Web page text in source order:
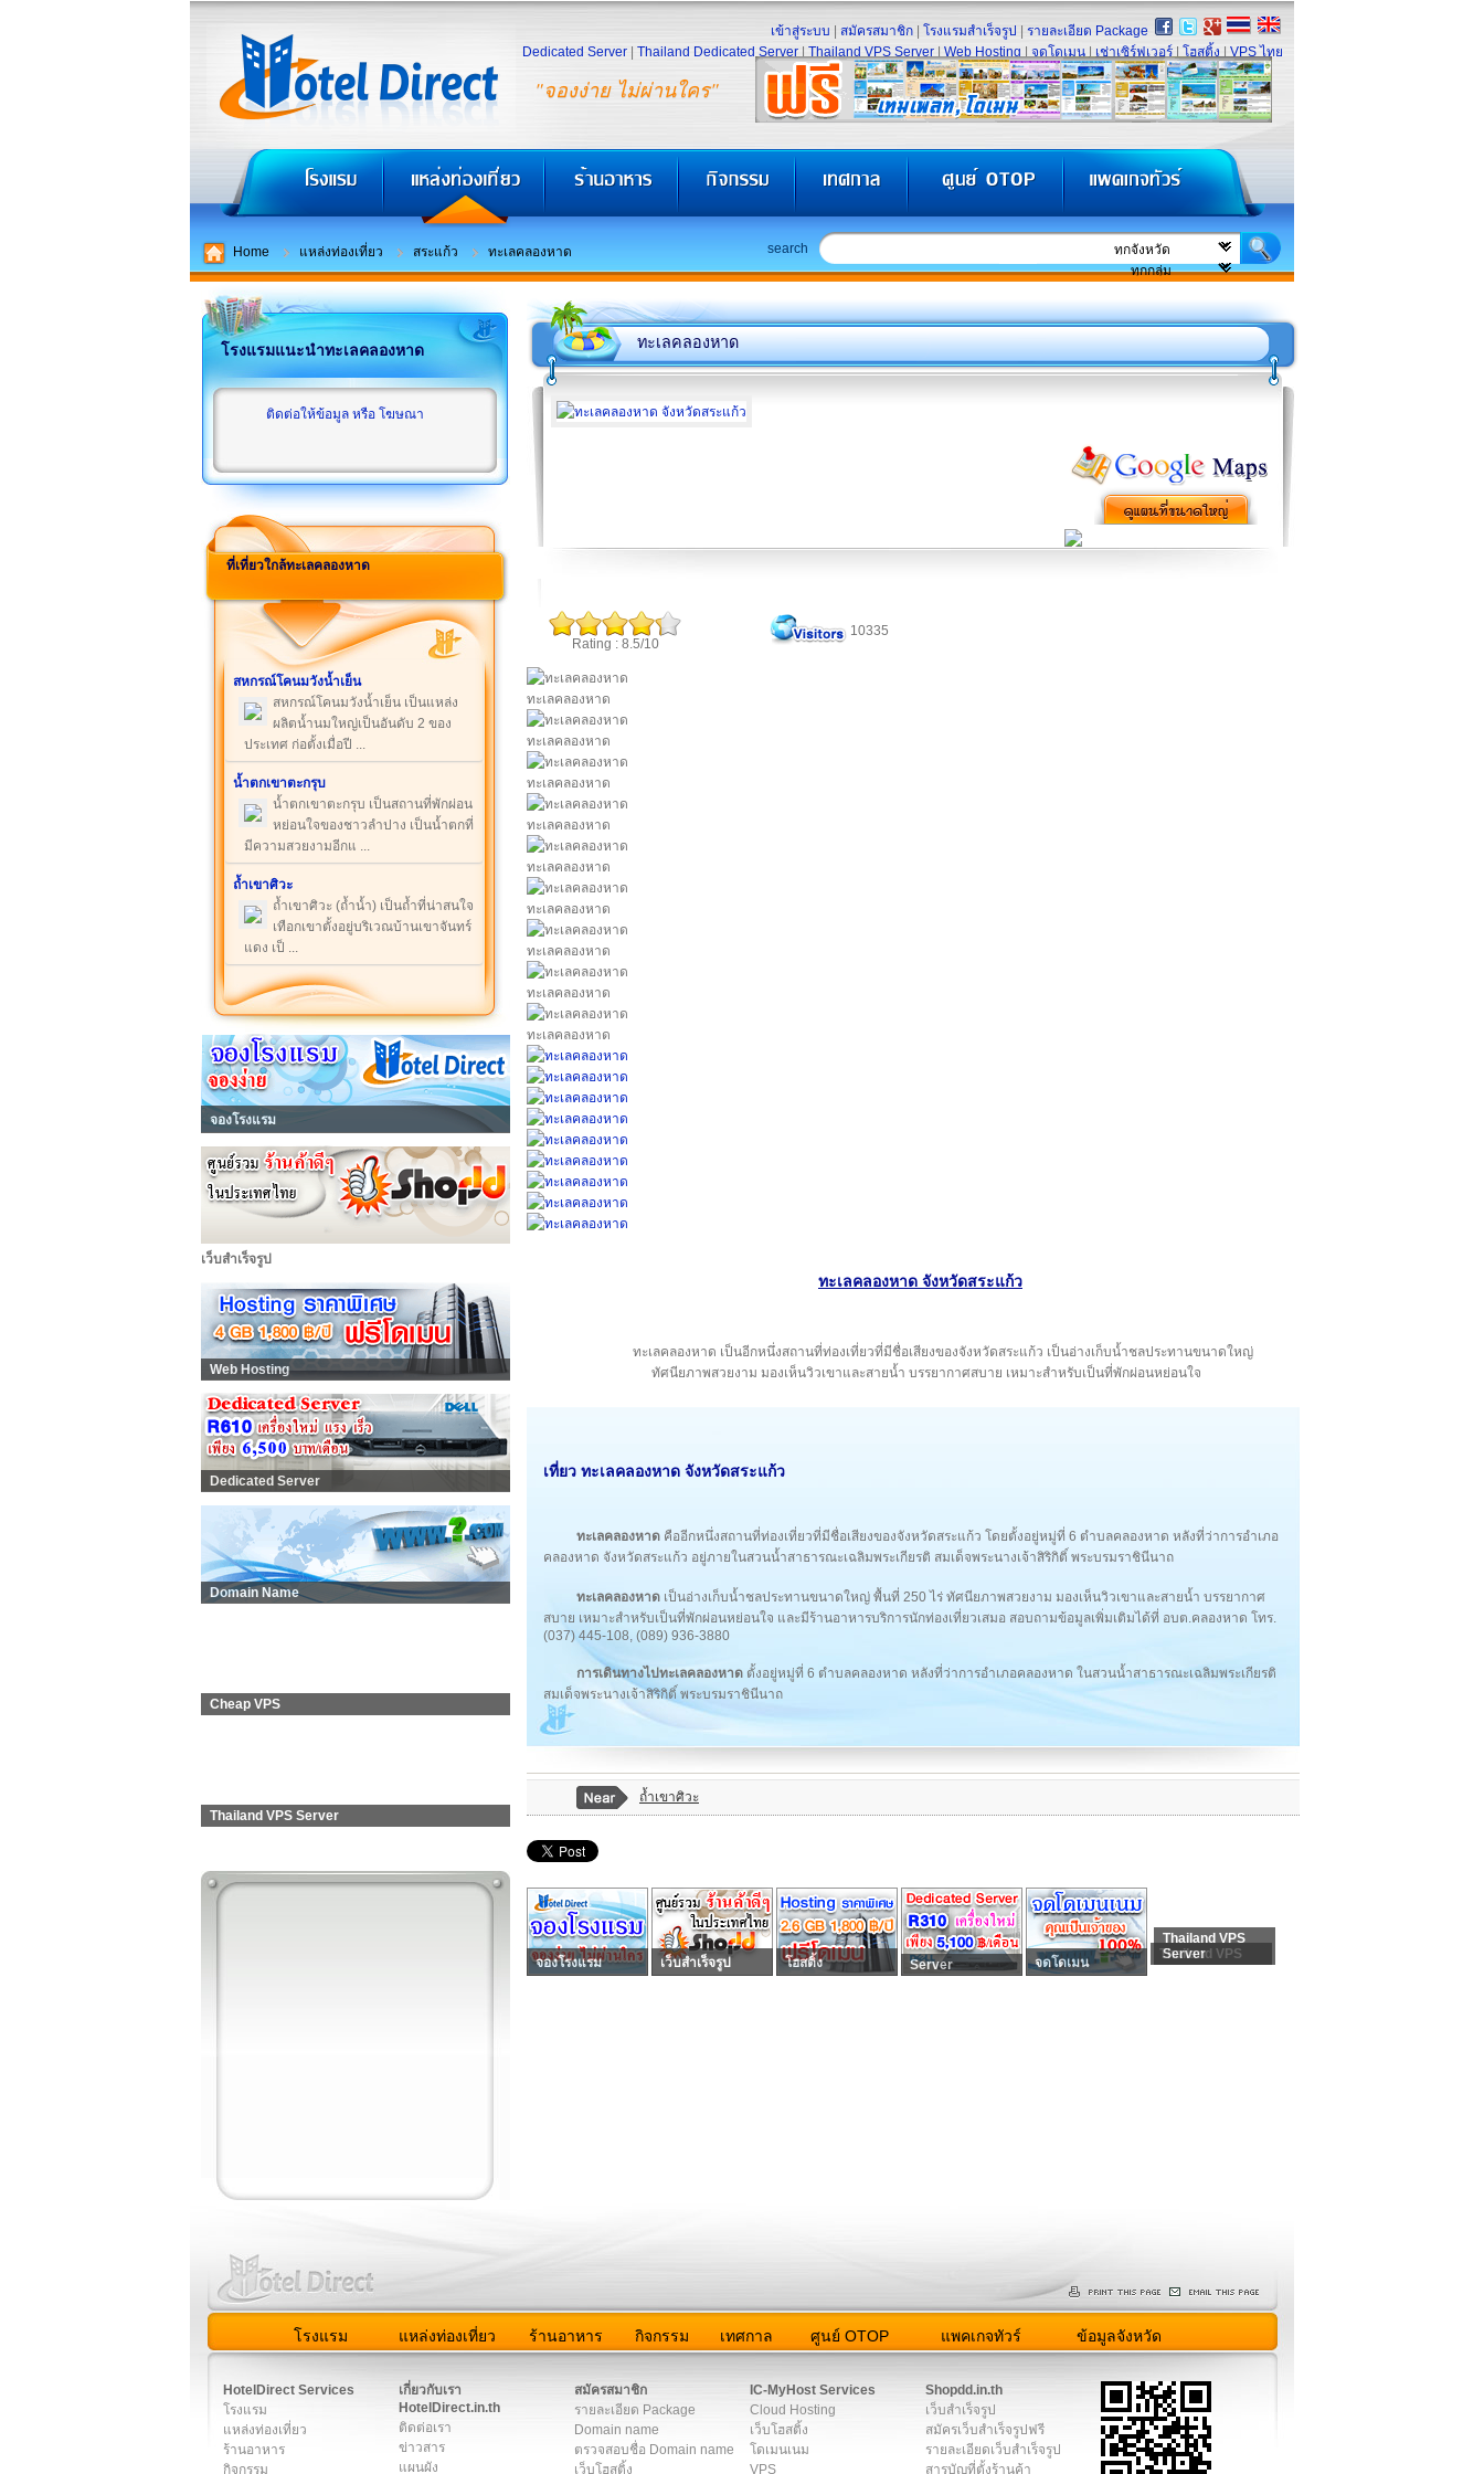
"จองง่าย ไม่ผ่านใคร"
เข้าสู่ระบบ สมัครสมาชิก โรงแรมสำเร็จรูป
รายละเอียด Package
Dedicated Server
Thailand Dedicated Server Thailand VPS Server Web Hosting จดโดเมน เช่าเซิร์ฟเวอร์ โฮสติ้ง VPS ไทย
Home แหล่งท่องเที่ยว สระแก้ว ทะเลคลองหาด search
โรงแรมแนะนำทะเลคลองหาด
ติดต่อให้ข้อมูล หรือ โฆษณา
ที่เที่ยวใกล้ทะเลคลองหาด
สหกรณ์โคนมวังน้ำเย็น
สหกรณ์โคนมวังน้ำเย็น เป็นแหล่ง
ผลิตน้ำนมใหญ่เป็นอันดับ 2 ของ
ประเทศ ก่อตั้งเมื่อปี ...
น้ำตกเขาตะกรุบ
น้ำตกเขาตะกรุบ เป็นสถานที่พักผ่อน
หย่อนใจของชาวลำปาง เป็นน้ำตกที่
มีความสวยงามอีกแ ...
ถ้ำเขาศิวะ
ถ้ำเขาศิวะ (ถ้ำน้ำ) เป็นถ้ำที่น่าสนใจ
เทือกเขาตั้งอยู่บริเวณบ้านเขาจันทร์
แดง เป็ ...
จองโรงแรม
เว็บสำเร็จรูป
Web Hosting
Dedicated Server
Domain Name
Cheap VPS
Thailand VPS Server
ทะเลคลองหาด
Rating : 8.5/10
10335
ทะเลคลองหาด
ทะเลคลองหาด
ทะเลคลองหาด
ทะเลคลองหาด
ทะเลคลองหาด
ทะเลคลองหาด
ทะเลคลองหาด
ทะเลคลองหาด
ทะเลคลองหาด
ทะเลคลองหาด จังหวัดสระแก้ว
ทะเลคลองหาด เป็นอีกหนึ่งสถานที่ท่องเที่ยวที่มีชื่อเสียงของจังหวัดสระแก้ว เป็นอ่างเก็บน้ำชลประทานขนาดใหญ่
ทัศนียภาพสวยงาม มองเห็นวิวเขาและสายน้ำ บรรยากาศสบาย เหมาะสำหรับเป็นที่พักผ่อนหย่อนใจ
เที่ยว ทะเลคลองหาด จังหวัดสระแก้ว
ทะเลคลองหาด คืออีกหนึ่งสถานที่ท่องเที่ยวที่มีชื่อเสียงของจังหวัดสระแก้ว โดยตั้งอยู่หมู่ที่ 6 ตำบลคลองหาด หลังที่ว่าการอำเภอ
คลองหาด จังหวัดสระแก้ว อยู่ภายในสวนน้ำสาธารณะเฉลิมพระเกียรติ สมเด็จพระนางเจ้าสิริกิติ์ พระบรมราชินีนาถ
ทะเลคลองหาด เป็นอ่างเก็บน้ำชลประทานขนาดใหญ่ พื้นที่ 250 ไร่ ทัศนียภาพสวยงาม มองเห็นวิวเขาและสายน้ำ บรรยากาศ
สบาย เหมาะสำหรับเป็นที่พักผ่อนหย่อนใจ และมีร้านอาหารบริการนักท่องเที่ยวเสมอ สอบถามข้อมูลเพิ่มเติมได้ที่ อบต.คลองหาด โทร.
(037) 445-108, (089) 936-3880
การเดินทางไปทะเลคลองหาด ตั้งอยู่หมู่ที่ 6 ตำบลคลองหาด หลังที่ว่าการอำเภอคลองหาด ในสวนน้ำสาธารณะเฉลิมพระเกียรติ
สมเด็จพระนางเจ้าสิริกิติ์ พระบรมราชินีนาถ
ถ้ำเขาศิวะ
จองโรงแรม เว็บสำเร็จรูป โฮสติ้ง Server จดโดเมน
Thailand VPS
Thailand VPS
Server
โรงแรม แหล่งท่องเที่ยว ร้านอาหาร กิจกรรม เทศกาล ศูนย์ OTOP แพคเกจทัวร์ ข้อมูลจังหวัด
HotelDirect Services
โรงแรม
แหล่งท่องเที่ยว
ร้านอาหาร
กิจกรรม
เกี่ยวกับเรา
HotelDirect.in.th
ติดต่อเรา
ข่าวสาร
แผนผัง
สมัครสมาชิก
รายละเอียด Package
Domain name
ตรวจสอบชื่อ Domain name
เว็บโฮสติ้ง
IC-MyHost Services
Cloud Hosting
เว็บโฮสติ้ง
โดเมนเนม
VPS
Shopdd.in.th
เว็บสำเร็จรูป
สมัครเว็บสำเร็จรูปฟรี
รายละเอียดเว็บสำเร็จรูป
สารบัญที่ตั้งร้านค้า